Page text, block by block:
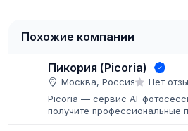
Похожие компании
Пикория (Picoria)
Москва, Россия Нет
Picoria — сервис AI-
получите профессиональные